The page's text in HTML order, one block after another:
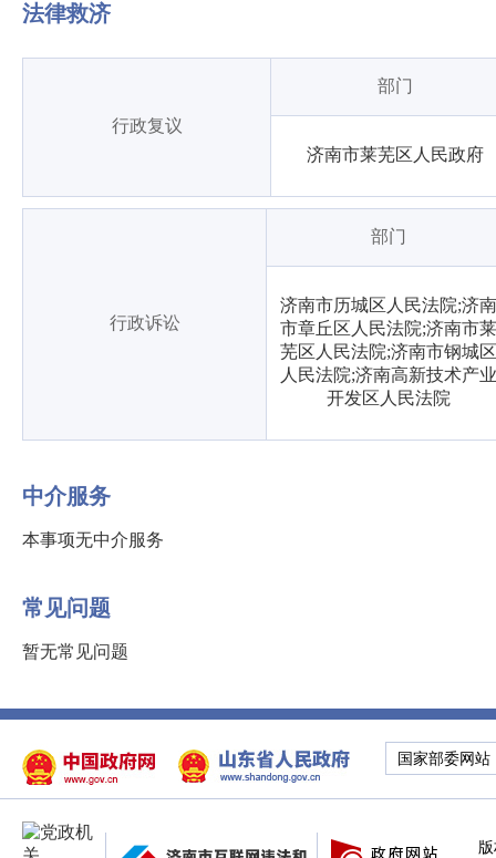
法律救济
行政复议
部门
济南市莱芜区人民政府
行政诉讼
部门
济南市历城区人民法院;济南
市章丘区人民法院;济南市莱
芜区人民法院;济南市钢城区
人民法院;济南高新技术产业
开发区人民法院
中介服务
本事项无中介服务
常见问题
暂无常见问题
国家部委网站